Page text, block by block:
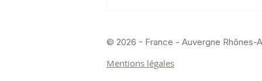
© 2026 - France - Auvergne Rhônes-
Mentions légales